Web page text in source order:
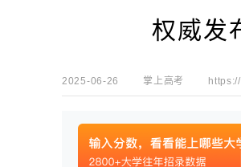
权威发
2025-06-26 掌上高考